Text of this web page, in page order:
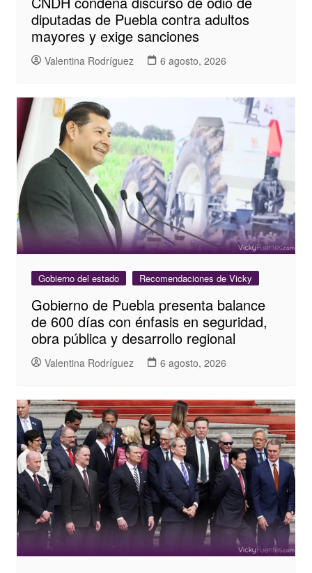
diputadas de Puebla contra adultos
mayores y exige sanciones
Valentina Rodríguez 6 agosto, 2026
Gobierno del estado Recomendaciones de Vicky
Gobierno de Puebla presenta balance
de 600 días con énfasis en seguridad,
obra pública y desarrollo regional
Valentina Rodríguez 6 agosto, 2026